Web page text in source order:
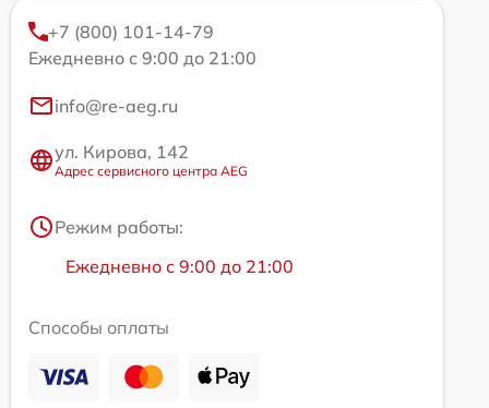
+7 (800) 101-14-79
Ежедневно с 9:00 до 21:00
info@re-aeg.ru
ул. Кирова, 142
Адрес сервисного центра AEG
Режим работы:
Ежедневно с 9:00 до 21:00
Способы оплаты